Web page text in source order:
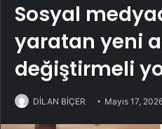
Sosyal
yaratan yeni
değiştirmeli
DİLAN BİÇER Mayıs 17,